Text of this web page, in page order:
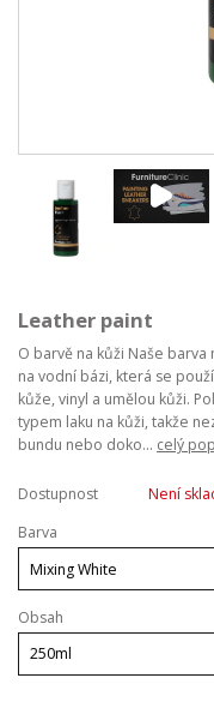
Leather paint
O barvě na kůži Naše
na vodní bázi, která se
kůže, vinyl a umělou kůži.
typem laku na kůži, takže
bundu nebo doko... celý
Dostupnost
Není
Barva
Obsah